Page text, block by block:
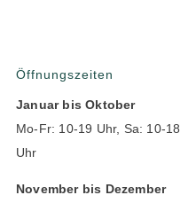
Öffnungszeiten
Januar bis Oktober
Mo-Fr: 10-19 Uhr, Sa: 10-18
Uhr
November bis Dezember